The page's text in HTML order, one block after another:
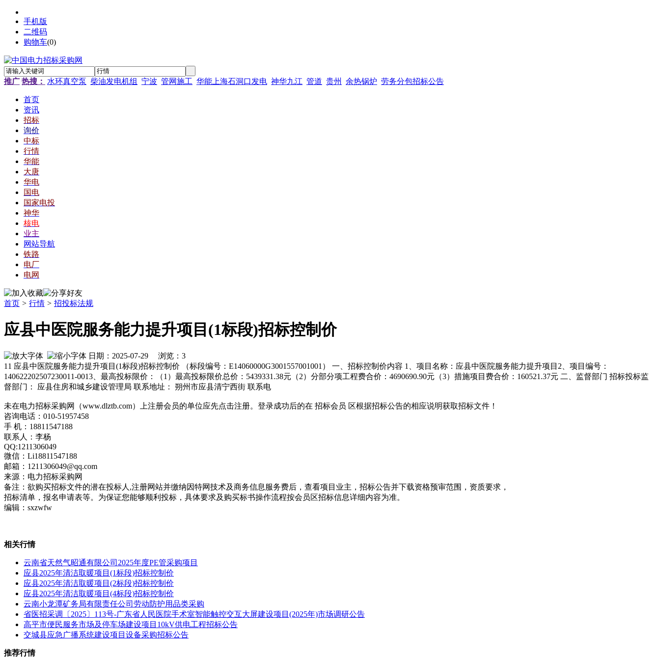
手机版
二维码
购物车(0)
推广 热搜： 水环真空泵 柴油发电机组 宁波 管网施工 华能上海石洞口发电 神华九江 管道 贵州 余热锅炉 劳务分包招标公告
首页
资讯
招标
询价
中标
行情
华能
大唐
华电
国电
国家电投
神华
核电
业主
网站导航
铁路
电厂
电网
首页 > 行情 > 招投标法规
应县中医院服务能力提升项目(1标段)招标控制价
日期：2025-07-29 浏览： 3
11 应县中医院服务能力提升项目(1标段)招标控制价 （标段编号：E14060000G3001557001001） 一、招标控制价内容 1、项目名称：应县中医院服务能力提升项目2、项目编号：
140622202507230011-0013、最高投标限价：（1）最高投标限价总价：5439331.38元（2）分部分项工程费合价：4690690.90元（3）措施项目费合价：160521.37元 二、监督部门 招标投标监
督部门： 应县住房和城乡建设管理局 联系地址： 朔州市应县清宁西街 联系电
未在电力招标采购网（www.dlztb.com）上注册会员的单位应先点击注册。登录成功后的在 招标会员 区根据招标公告的相应说明获取招标文件！
咨询电话：010-51957458
手 机：18811547188
联系人：李杨
QQ:1211306049
微信：Li18811547188
邮箱：1211306049@qq.com
来源：电力招标采购网
备注：欲购买招标文件的潜在投标人,注册网站并缴纳因特网技术及商务信息服务费后，查看项目业主，招标公告并下载资格预审范围，资质要求，
招标清单，报名申请表等。为保证您能够顺利投标，具体要求及购买标书操作流程按会员区招标信息详细内容为准。
编辑：sxzwfw
相关行情
云南省天然气昭通有限公司2025年度PE管采购项目
应县2025年清洁取暖项目(1标段)招标控制价
应县2025年清洁取暖项目(2标段)招标控制价
应县2025年清洁取暖项目(4标段)招标控制价
云南小龙潭矿务局有限责任公司劳动防护用品类采购
省医招采调〔2025〕113号-广东省人民医院手术室智能触控交互大屏建设项目(2025年)市场调研公告
高平市便民服务市场及停车场建设项目10kV供电工程招标公告
交城县应急广播系统建设项目设备采购招标公告
推荐行情